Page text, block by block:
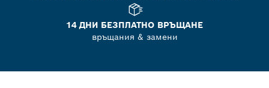
14 ДНИ БЕЗПЛАТНО ВРЪЩАНЕ
връщания & замени